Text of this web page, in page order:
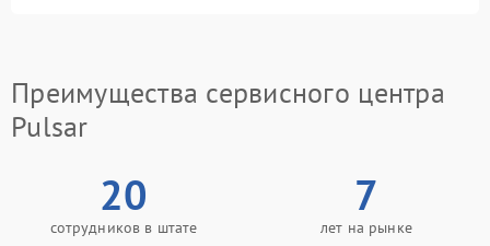
Преимущества сервисного центра
Pulsar
20
сотрудников в штате
7
лет на рынке